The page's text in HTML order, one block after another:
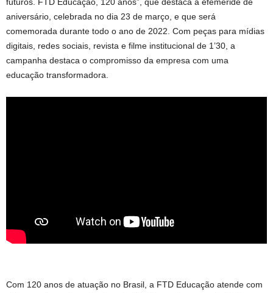
aniversário, celebrada no dia 23 de março, e que será
comemorada durante todo o ano de 2022. Com peças para mídias
digitais, redes sociais, revista e filme institucional de 1’30, a
campanha destaca o compromisso da empresa com uma
educação transformadora.
Com 120 anos de atuação no Brasil, a FTD Educação atende com